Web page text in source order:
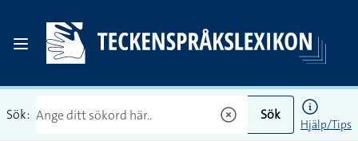
Sök: Sök
Hjälp/Tips